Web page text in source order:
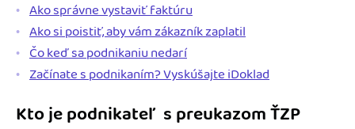
Ako správne vystaviť faktúru
Ako si poistiť, aby vám zákazník zaplatil
Čo keď sa podnikaniu nedarí
Začínate s podnikaním? Vyskúšajte iDoklad
Kto je podnikateľ s preukazom ŤZP